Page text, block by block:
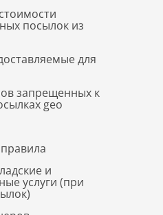
посылок из
для
запрещенных к
geo
и
услуги (при